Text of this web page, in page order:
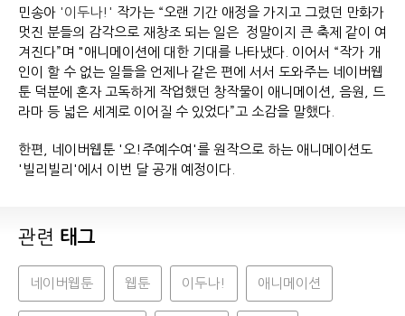
민송아 '이두나!' 작가는 “오랜 기간 애정을 가지고 그렸던 만화가
멋진 분들의 감각으로 재창조 되는 일은 정말이지 큰 축제 같이 여
겨진다”며 "애니메이션에 대한 기대를 나타냈다. 이어서 “작가 개
인이 할 수 없는 일들을 언제나 같은 편에 서서 도와주는 네이버웹
툰 덕분에 혼자 고독하게 작업했던 창작물이 애니메이션, 음원, 드
라마 등 넓은 세계로 이어질 수 있었다”고 소감을 말했다.
한편, 네이버웹툰 '오!주예수여'를 원작으로 하는 애니메이션도
'빌리빌리'에서 이번 달 공개 예정이다.
관련 태그
네이버웹툰 웹툰 이두나! 애니메이션